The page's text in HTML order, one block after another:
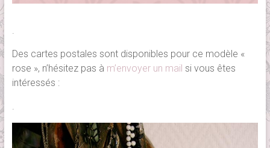
.
Des cartes postales sont disponibles pour ce modèle «
rose », n’hésitez pas à m’envoyer un mail si vous êtes
intéressés :
.